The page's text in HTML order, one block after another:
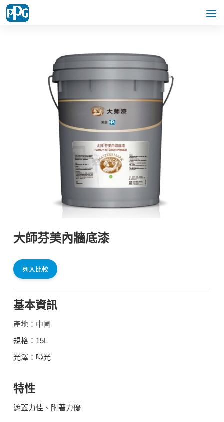
大師芬美內牆底漆
列入比較
基本資訊
產地：中國
規格：15L
光澤：啞光
特性
遮蓋力佳、附著力優